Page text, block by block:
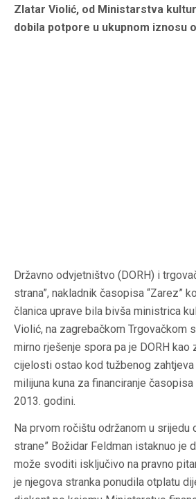
Zlatar Violić, od Ministarstva
dobila potpore u ukupnom iznosu
Državno odvjetništvo (DORH) i
strana”, nakladnik časopisa “Zarez”
članica uprave bila bivša ministrica
Violić, na zagrebačkom Trgovačkom
mirno rješenje spora pa je DORH kao
cijelosti ostao kod tužbenog
milijuna kuna za financiranje časopisa
2013. godini.
Na prvom ročištu održanom u srijedu
strane” Božidar Feldman istaknuo je
može svoditi isključivo na pravno
je njegova stranka ponudila otplatu